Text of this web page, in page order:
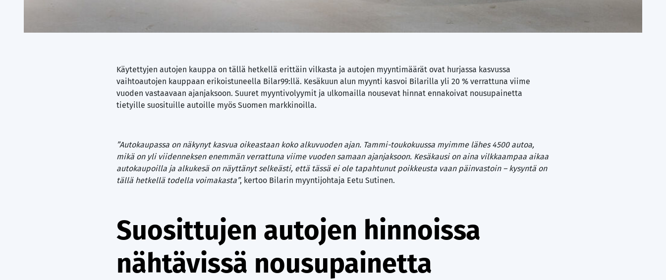
Käytettyjen autojen kauppa on tällä hetkellä erittäin vilkasta ja autojen myyntimäärät ovat hurjassa kasvussa
vaihtoautojen kauppaan erikoistuneella Bilar99:llä. Kesäkuun alun myynti kasvoi Bilarilla yli 20 % verrattuna viime
vuoden vastaavaan ajanjaksoon. Suuret myyntivolyymit ja ulkomailla nousevat hinnat ennakoivat nousupainetta
tietyille suosituille autoille myös Suomen markkinoilla.
”Autokaupassa on näkynyt kasvua oikeastaan koko alkuvuoden ajan. Tammi-toukokuussa myimme lähes 4500 autoa,
mikä on yli viidenneksen enemmän verrattuna viime vuoden samaan ajanjaksoon. Kesäkausi on aina vilkkaampaa aikaa
autokaupoilla ja alkukesä on näyttänyt selkeästi, että tässä ei ole tapahtunut poikkeusta vaan päinvastoin – kysyntä on
tällä hetkellä todella voimakasta”, kertoo Bilarin myyntijohtaja Eetu Sutinen.
Suosittujen autojen hinnoissa
nähtävissä nousupainetta